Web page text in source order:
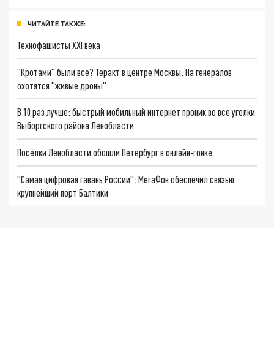
ЧИТАЙТЕ ТАКЖЕ:
Технофашисты XXI века
"Кротами" были все? Теракт в центре Москвы: На генералов
охотятся "живые дроны"
В 10 раз лучше: быстрый мобильный интернет проник во все уголки
Выборгского района Ленобласти
Посёлки Ленобласти обошли Петербург в онлайн-гонке
"Самая цифровая гавань России": МегаФон обеспечил связью
крупнейший порт Балтики